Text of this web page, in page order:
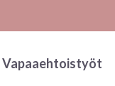
Vapaaehtoistyöt